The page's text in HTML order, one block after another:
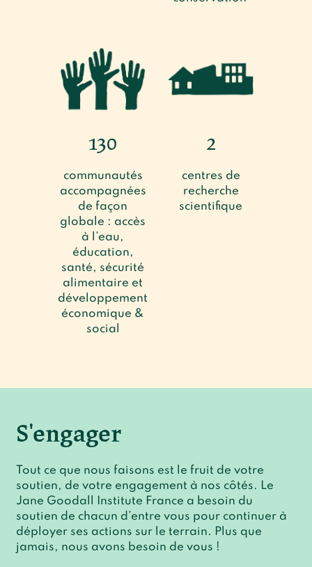
130
communautés
accompagnées
de façon
globale : accès
à l’eau,
éducation,
santé, sécurité
alimentaire et
développement
économique &
social
2
centres de
recherche
scientifique
S'engager
Tout ce que nous faisons est le fruit de votre
soutien, de votre engagement à nos côtés. Le
Jane Goodall Institute France a besoin du
soutien de chacun d’entre vous pour continuer à
déployer ses actions sur le terrain. Plus que
jamais, nous avons besoin de vous !